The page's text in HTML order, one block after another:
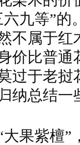
九等”的
不属于红
价比普通
过于老挝
纳总结一
紫檀”